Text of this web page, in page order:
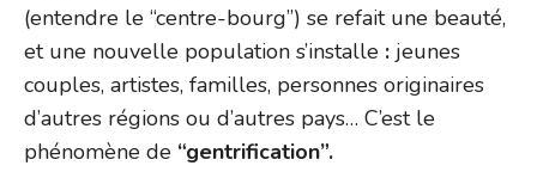
(entendre le “centre-bourg”) se refait une beauté,
et une nouvelle population s’installe : jeunes
couples, artistes, familles, personnes originaires
d’autres régions ou d’autres pays… C’est le
phénomène de “gentrification”.